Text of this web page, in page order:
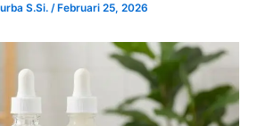
S.Si. /Februari 25, 2026